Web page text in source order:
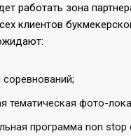
работать зона
клиентов
соревнований;
тематическая фото-
программа non